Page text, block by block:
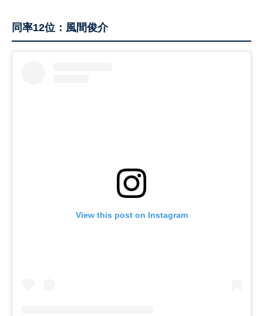
同率12位：風間俊介
View this post on Instagram